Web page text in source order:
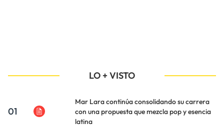
LO + VISTO
01
Mar Lara continúa consolidando su carrera
con una propuesta que mezcla pop y esencia
latina